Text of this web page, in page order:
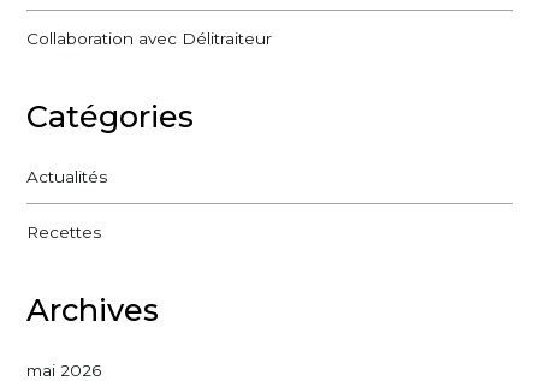
Collaboration avec Délitraiteur
Catégories
Actualités
Recettes
Archives
mai 2026